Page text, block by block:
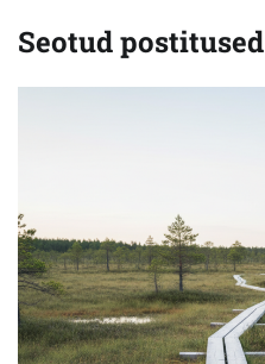
Seotud postitused